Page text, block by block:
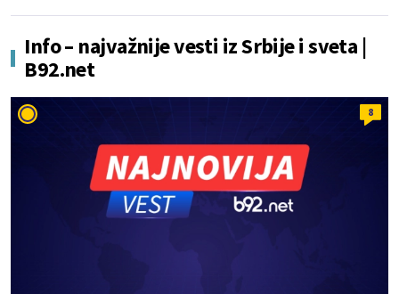
Info – najvažnije vesti iz Srbije i sveta |
B92.net
8